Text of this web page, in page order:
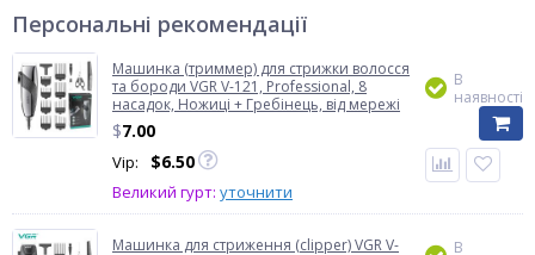
Персональні рекомендації
Машинка (триммер) для стрижки волосся
та бороди VGR V-121, Professional, 8
насадок, Ножиці + Гребінець, від мережі
$7.00
Vip: $6.50
Великий гурт: уточнити
В
наявності
Машинка для стриження (clipper) VGR V-
В